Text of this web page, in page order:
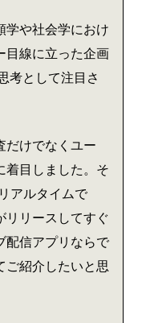
学や社会学におけ
目線に立った企画
考として注目さ
だけでなくユー
着目しました。そ
アルタイムで
リリースしてすぐ
配信アプリならで
ご紹介したいと思